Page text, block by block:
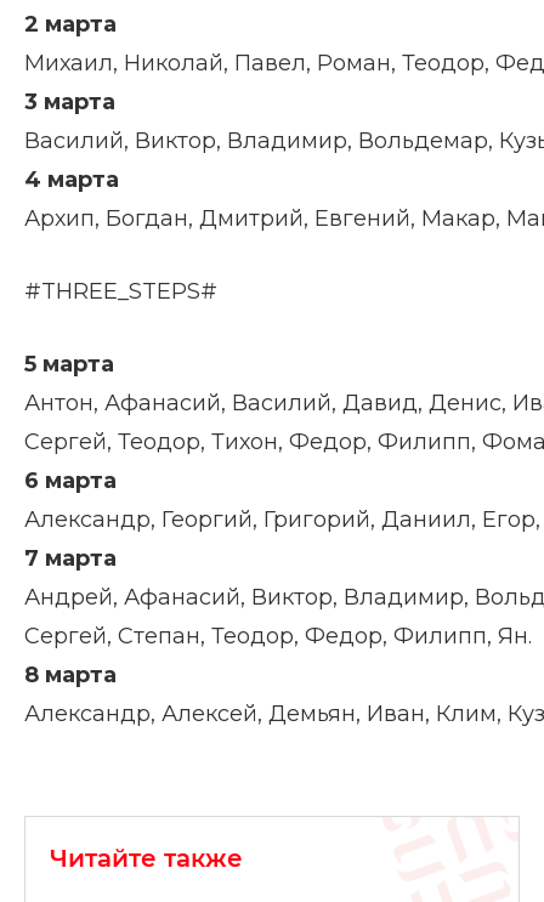
2 марта
Михаил, Николай, Павел, Роман, Теодор,
3 марта
Василий, Виктор, Владимир, Вольдемар,
4 марта
Архип, Богдан, Дмитрий, Евгений, Макар,
#THREE_STEPS#
5 марта
Антон, Афанасий, Василий, Давид, Денис,
Сергей, Теодор, Тихон, Федор, Филипп,
6 марта
Александр, Георгий, Григорий, Даниил,
7 марта
Андрей, Афанасий, Виктор, Владимир,
Сергей, Степан, Теодор, Федор, Филипп, Ян.
8 марта
Александр, Алексей, Демьян, Иван, Клим,
Читайте также